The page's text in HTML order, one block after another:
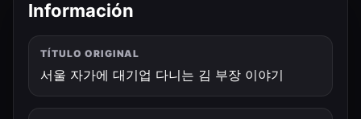
Información
TÍTULO ORIGINAL
서울 자가에 대기업 다니는 김 부장 이야기